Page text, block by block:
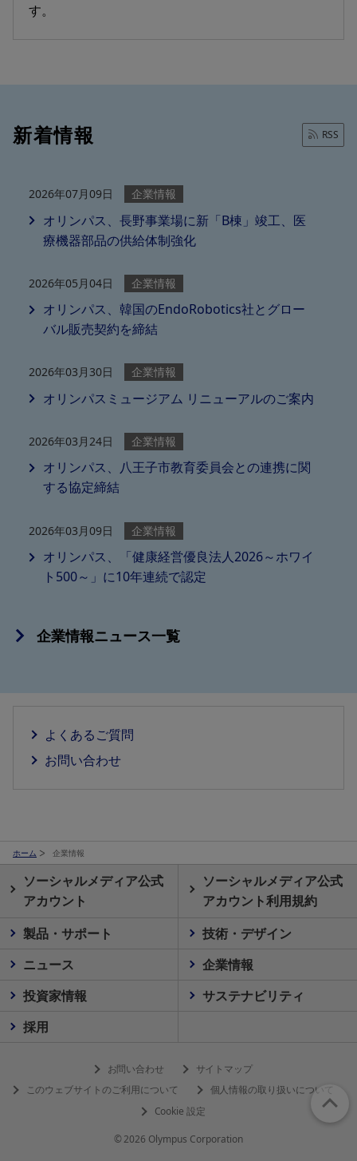
す。
新着情報 RSS
2026年07月09日 企業情報
オリンパス、長野事業場に新「B棟」竣工、医
療機器部品の供給体制強化
2026年05月04日 企業情報
オリンパス、韓国のEndoRobotics社とグロー
バル販売契約を締結
2026年03月30日 企業情報
オリンパスミュージアム リニューアルのご案内
2026年03月24日 企業情報
オリンパス、八王子市教育委員会との連携に関
する協定締結
2026年03月09日 企業情報
オリンパス、「健康経営優良法人2026～ホワイ
ト500～」に10年連続で認定
企業情報ニュース一覧
よくあるご質問
お問い合わせ
ホーム 企業情報
ソーシャルメディア公式
アカウント
ソーシャルメディア公式
アカウント利用規約
製品・サポート
技術・デザイン
ニュース
企業情報
投資家情報
サステナビリティ
採用
お問い合わせ
サイトマップ
このウェブサイトのご利用について
個人情報の取り扱いについて
Cookie 設定
© 2026 Olympus Corporation